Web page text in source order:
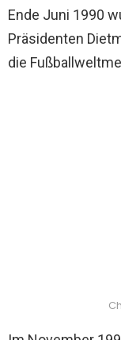
Ende Juni 1990
Präsidenten
die